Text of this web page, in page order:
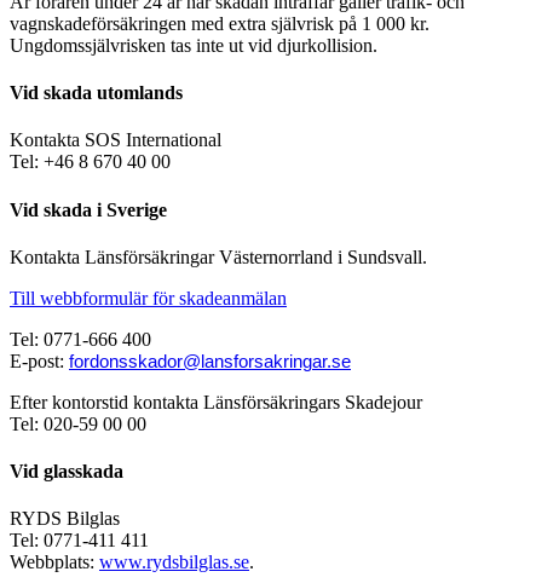
vagnskadeförsäkringen med extra självrisk på 1 000 kr.
Ungdomssjälvrisken tas inte ut vid djurkollision.
Vid skada utomlands
Kontakta SOS International
Tel: +46 8 670 40 00
Vid skada i Sverige
Kontakta Länsförsäkringar Västernorrland i Sundsvall.
Till webbformulär för skadeanmälan
Tel: 0771-666 400
E-post: fordonsskador@lansforsakringar.se
Efter kontorstid kontakta Länsförsäkringars Skadejour
Tel: 020-59 00 00
Vid glasskada
RYDS Bilglas
Tel: 0771-411 411
Webbplats: www.rydsbilglas.se.